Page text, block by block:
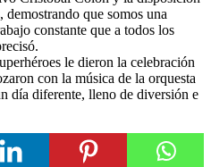
que somos una
constante que a todos los
le dieron la celebración
con la música de la orquesta
día diferente, lleno de diversión e